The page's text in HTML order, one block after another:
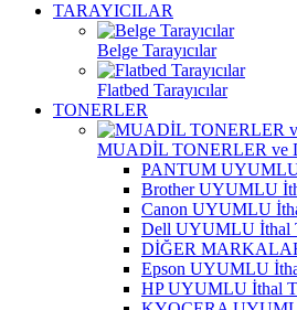
TARAYICILAR
Belge Tarayıcılar
Flatbed Tarayıcılar
TONERLER
MUADİL TONERLER ve
PANTUM
Brother UYUMLU
Canon UYUMLU
Dell UYUMLU İthal
DİĞER
Epson UYUMLU
HP UYUMLU İthal